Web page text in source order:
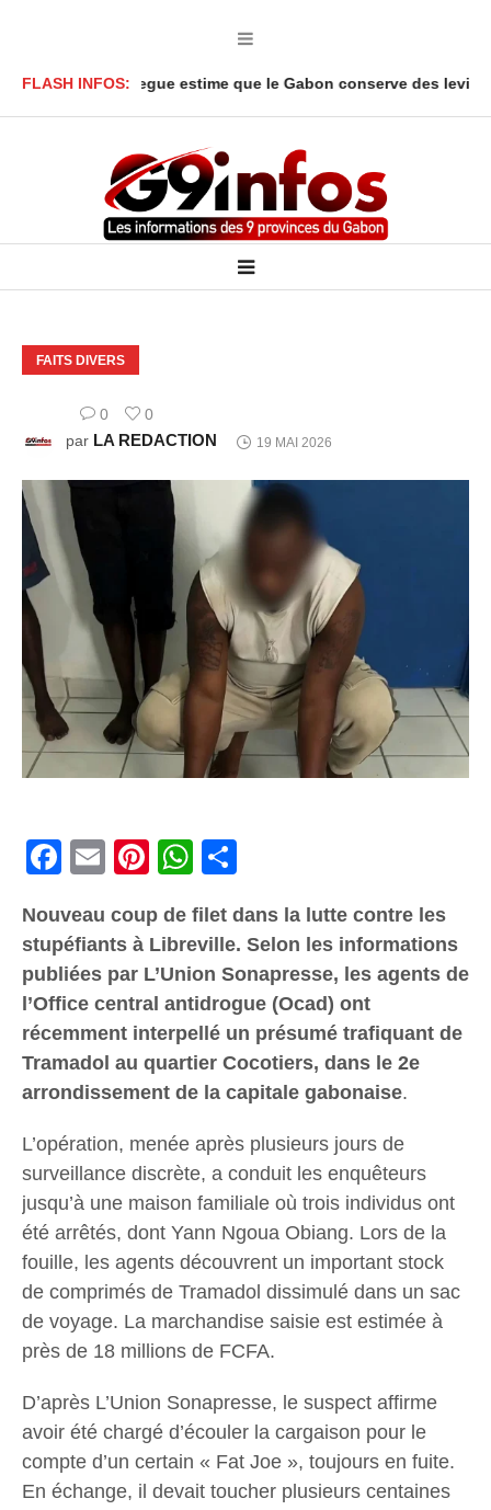
FLASH INFOS:
Y’Obegue estime que le Gabon conserve des leviers
FAITS DIVERS
0
0
par LA REDACTION 19 MAI 2026
Facebook
Email PinterestWhatsApp
Nouveau coup de filet dans la lutte contre les
stupéfiants à Libreville. Selon les informations
publiées par L’Union Sonapresse, les agents de
l’Office central antidrogue (Ocad) ont
récemment interpellé un présumé trafiquant de
Tramadol au quartier Cocotiers, dans le 2e
arrondissement de la capitale gabonaise.
L’opération, menée après plusieurs jours de
surveillance discrète, a conduit les enquêteurs
jusqu’à une maison familiale où trois individus ont
été arrêtés, dont Yann Ngoua Obiang. Lors de la
fouille, les agents découvrent un important stock
de comprimés de Tramadol dissimulé dans un sac
de voyage. La marchandise saisie est estimée à
près de 18 millions de FCFA.
D’après L’Union Sonapresse, le suspect affirme
avoir été chargé d’écouler la cargaison pour le
compte d’un certain « Fat Joe », toujours en fuite.
En échange, il devait toucher plusieurs centaines